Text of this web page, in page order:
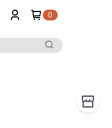
0